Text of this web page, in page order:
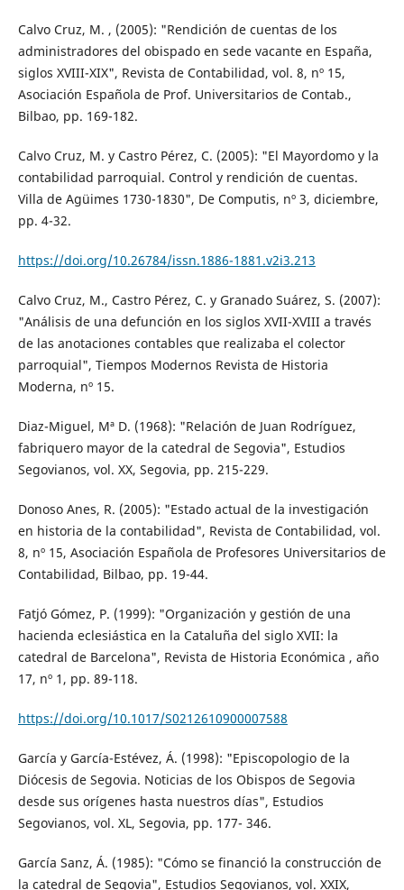
Calvo Cruz, M. , (2005): "Rendición de cuentas de los
administradores del obispado en sede vacante en España,
siglos XVIII-XIX", Revista de Contabilidad, vol. 8, nº 15,
Asociación Española de Prof. Universitarios de Contab.,
Bilbao, pp. 169-182.
Calvo Cruz, M. y Castro Pérez, C. (2005): "El Mayordomo y la
contabilidad parroquial. Control y rendición de cuentas.
Villa de Agüimes 1730-1830", De Computis, nº 3, diciembre,
pp. 4-32.
https://doi.org/10.26784/issn.1886-1881.v2i3.213
Calvo Cruz, M., Castro Pérez, C. y Granado Suárez, S. (2007):
"Análisis de una defunción en los siglos XVII-XVIII a través
de las anotaciones contables que realizaba el colector
parroquial", Tiempos Modernos Revista de Historia
Moderna, nº 15.
Diaz-Miguel, Mª D. (1968): "Relación de Juan Rodríguez,
fabriquero mayor de la catedral de Segovia", Estudios
Segovianos, vol. XX, Segovia, pp. 215-229.
Donoso Anes, R. (2005): "Estado actual de la investigación
en historia de la contabilidad", Revista de Contabilidad, vol.
8, nº 15, Asociación Española de Profesores Universitarios de
Contabilidad, Bilbao, pp. 19-44.
Fatjó Gómez, P. (1999): "Organización y gestión de una
hacienda eclesiástica en la Cataluña del siglo XVII: la
catedral de Barcelona", Revista de Historia Económica , año
17, nº 1, pp. 89-118.
https://doi.org/10.1017/S0212610900007588
García y García-Estévez, Á. (1998): "Episcopologio de la
Diócesis de Segovia. Noticias de los Obispos de Segovia
desde sus orígenes hasta nuestros días", Estudios
Segovianos, vol. XL, Segovia, pp. 177- 346.
García Sanz, Á. (1985): "Cómo se financió la construcción de
la catedral de Segovia", Estudios Segovianos, vol. XXIX,